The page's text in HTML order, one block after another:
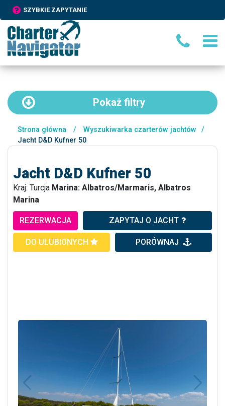
SZYBKIE ZAPYTANIE
Pokaż filtry
Strona główna / Wyszukiwarka czarterów jachtów
/
Jacht D&D Kufner 50
Jacht D&D Kufner 50
Kraj: Turcja Marina: Albatros/Marmaris, Albatros
Marina
REZERWACJA ZAPYTAJ O JACHT
DO ULUBIONYCH PORÓWNAJ